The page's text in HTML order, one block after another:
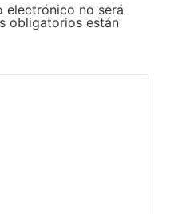
electrónico no será
obligatorios están